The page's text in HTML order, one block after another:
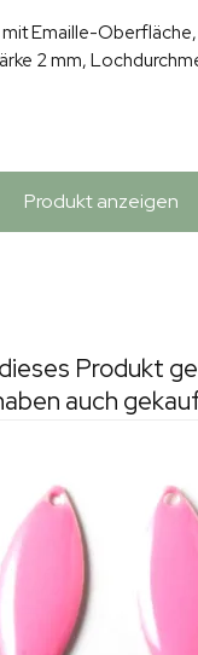
mit Emaille-
2 mm,
Produkt anzeigen
Produkt
auch